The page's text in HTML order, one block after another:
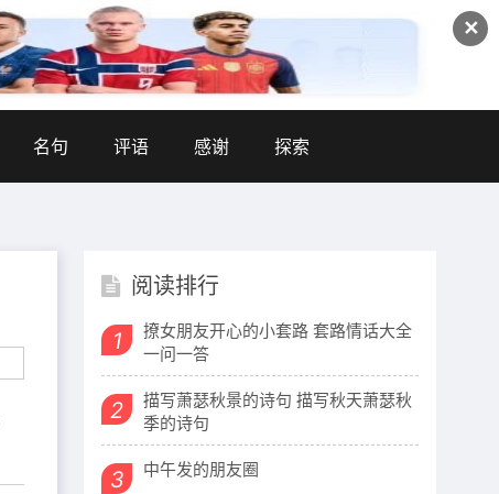
✕
名句 评语 感谢 探索
阅读排行
1
撩女朋友开心的小套路 套路情话大全
一问一答
2
描写萧瑟秋景的诗句 描写秋天萧瑟秋
季的诗句
3 中午发的朋友圈